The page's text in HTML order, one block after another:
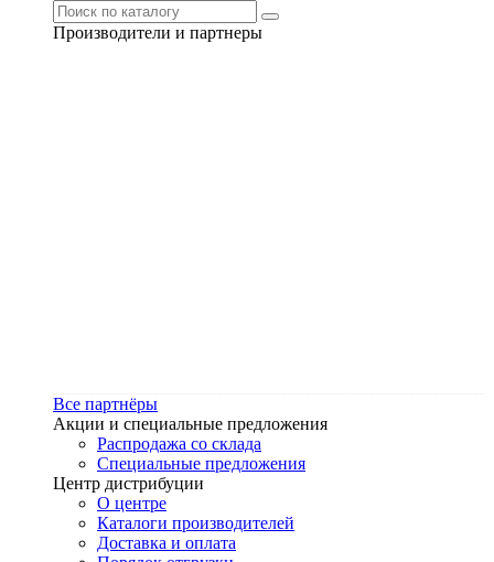
Производители и партнеры
Все партнёры
Акции и специальные предложения
Распродажа со склада
Специальные предложения
Центр дистрибуции
О центре
Каталоги производителей
Доставка и оплата